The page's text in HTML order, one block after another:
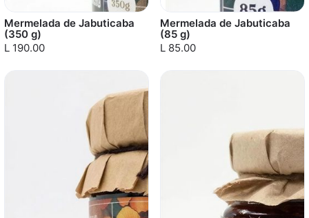
Mermelada de Jabuticaba
(350 g)
L 190.00
Mermelada de Jabuticaba
(85 g)
L 85.00